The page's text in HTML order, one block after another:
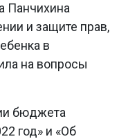
Панчихина
и защите прав,
в
на вопросы
бюджета
год» и «Об